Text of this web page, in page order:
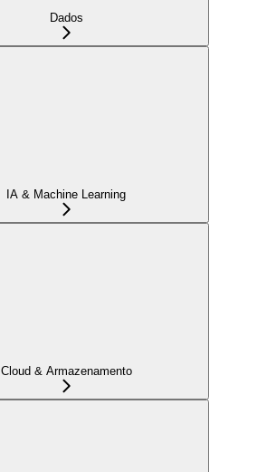
Dados
IA & Machine Learning
Cloud & Armazenamento